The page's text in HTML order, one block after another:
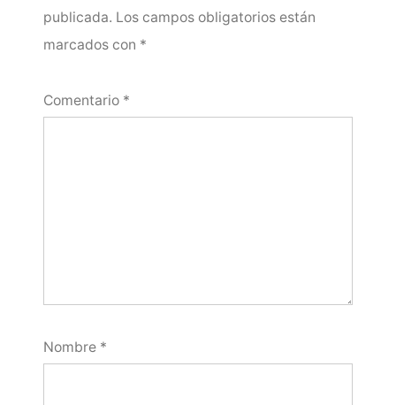
publicada. Los campos obligatorios están
marcados con *
Comentario *
Nombre *